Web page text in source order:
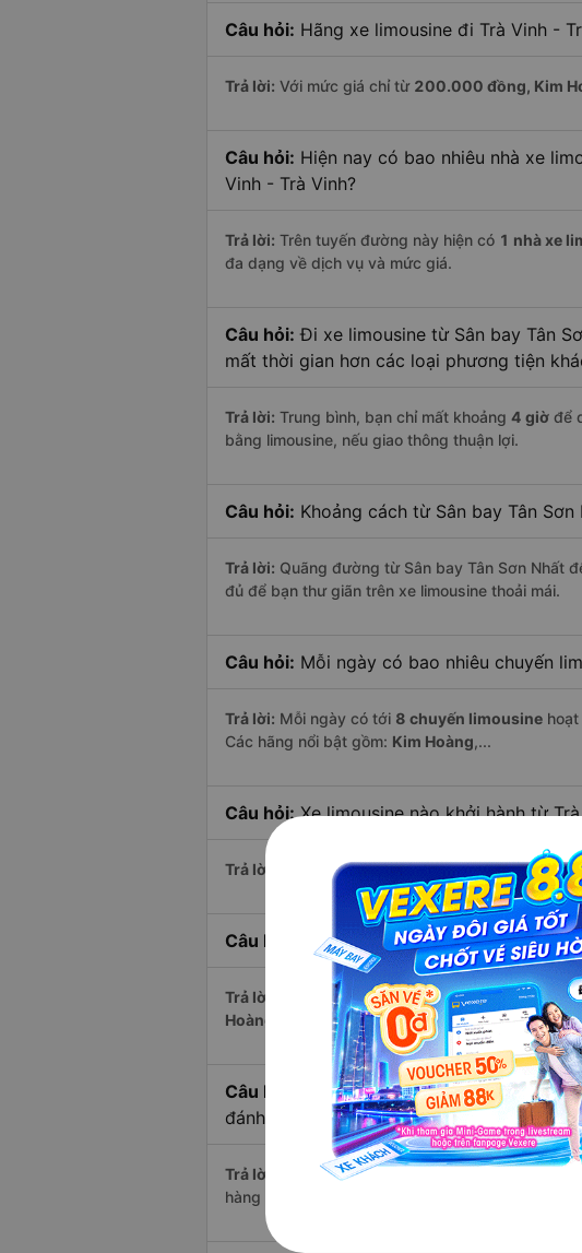
Câu hỏi: Hãng xe limousine đi Trà Vinh -
Trả lời: Với mức giá chỉ từ 200.000 đồng, Kim
Câu hỏi: Hiện nay có bao nhiêu nhà xe
Vinh - Trà Vinh?
Trả lời: Trên tuyến đường này hiện có 1 nhà xe
đa dạng về dịch vụ và mức giá.
Câu hỏi: Đi xe limousine từ Sân bay Tân
mất thời gian hơn các loại phương tiện
Trả lời: Trung bình, bạn chỉ mất khoảng 4 giờ để
bằng limousine, nếu giao thông thuận lợi.
Câu hỏi: Khoảng cách từ Sân bay Tân
Trả lời: Quãng đường từ Sân bay Tân Sơn Nhất
đủ để bạn thư giãn trên xe limousine thoải mái.
Câu hỏi: Mỗi ngày có bao nhiêu chuyến
Trả lời: Mỗi ngày có tới 8 chuyến limousine
Các hãng nổi bật gồm: Kim Hoàng,...
Câu hỏi:Xe limousine nào khởi hành từ
Trả lời: Chuyến limousine sớm nhất khởi hành lúc
Câu hỏi: Xe limousine nào khởi hành từ
Trả lời: Nếu bạn muốn đi chuyến muộn, lựa
Hoàng
vận hành.
Câu hỏi:
Xe limousine nào từ Sân bay
đánh giá tốt nhất?
Trả lời: Trong số các hãng, nổi bật
hàng – một con số minh chứng cho dịch vụ cao